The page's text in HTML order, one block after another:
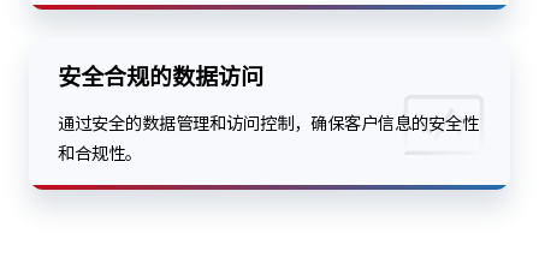
安全合规的数据访问
通过安全的数据管理和访问控制，确保客户信息的安全性
和合规性。